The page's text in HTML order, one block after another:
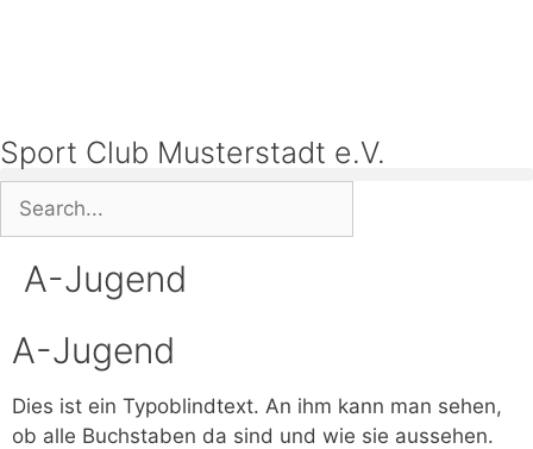
Sport Club Musterstadt e.V.
A-Jugend
A-Jugend
Dies ist ein Typoblindtext. An ihm kann man sehen,
ob alle Buchstaben da sind und wie sie aussehen.